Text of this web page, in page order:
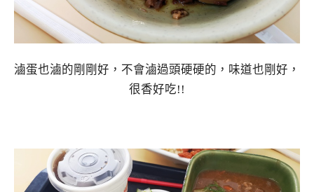
滷蛋也滷的剛剛好，不會滷過頭硬硬的，味道也剛好，
很香好吃!!